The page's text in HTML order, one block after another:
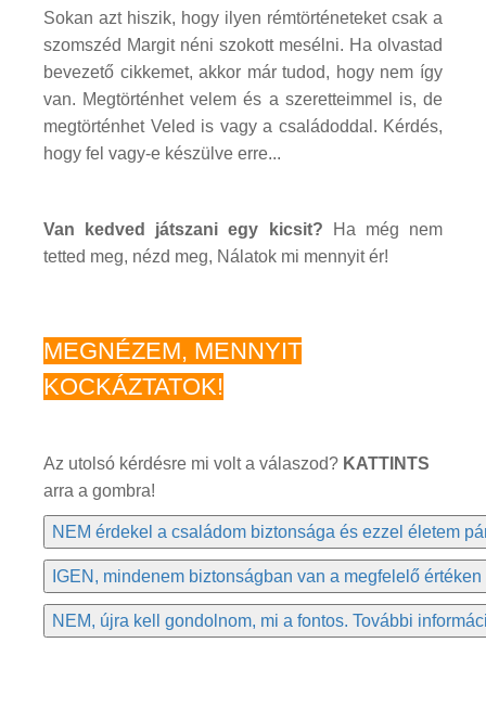
Sokan azt hiszik, hogy ilyen rémtörténeteket csak a
szomszéd Margit néni szokott mesélni. Ha olvastad
bevezető cikkemet, akkor már tudod, hogy nem így
van. Megtörténhet velem és a szeretteimmel is, de
megtörténhet Veled is vagy a családoddal. Kérdés,
hogy fel vagy-e készülve erre...
Van kedved játszani egy kicsit? Ha még nem
tetted meg, nézd meg, Nálatok mi mennyit ér!
MEGNÉZEM, MENNYIT
KOCKÁZTATOK!
Az utolsó kérdésre mi volt a válaszod? KATTINTS
arra a gombra!